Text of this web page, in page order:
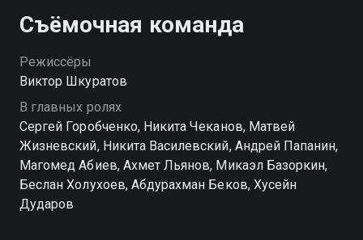
Съёмочная команда
Режиссёры
Виктор Шкуратов
В главных ролях
Сергей Горобченко, Никита Чеканов, Матвей
Жизневский, Никита Василевский, Андрей Папанин,
Магомед Абиев, Ахмет Льянов, Микаэл Базоркин,
Беслан Холухоев, Абдурахман Беков, Хусейн
Дударов